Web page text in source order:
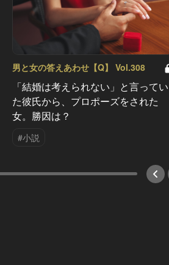
男と女の答えあわせ【Q】 Vol.308
「結婚は考えられない」と言ってい
た彼氏から、プロポーズをされた
女。勝因は？
#小説